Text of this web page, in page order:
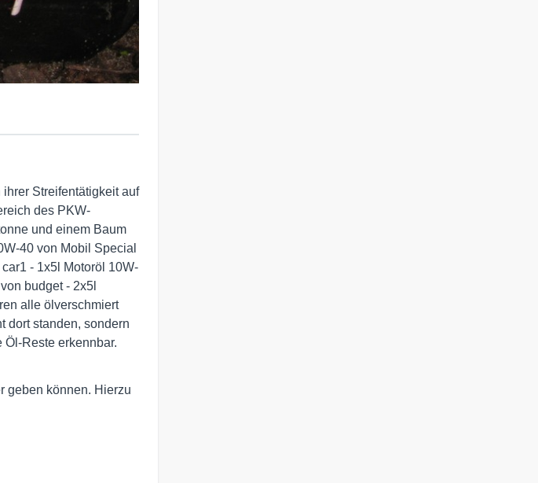
Streifentätigkeit auf
des PKW-
und einem Baum
40 von Mobil Special
- 1x5l Motoröl 10W-
budget - 2x5l
alle ölverschmiert
dort standen, sondern
Reste erkennbar.
geben können. Hierzu